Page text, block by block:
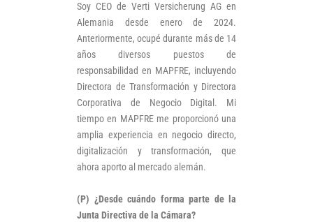
Soy CEO de Verti Versicherung AG en
Alemania desde enero de 2024.
Anteriormente, ocupé durante más de 14
años diversos puestos de
responsabilidad en MAPFRE, incluyendo
Directora de Transformación y Directora
Corporativa de Negocio Digital. Mi
tiempo en MAPFRE me proporcionó una
amplia experiencia en negocio directo,
digitalización y transformación, que
ahora aporto al mercado alemán.
(P) ¿Desde cuándo forma parte de la
Junta Directiva de la Cámara?